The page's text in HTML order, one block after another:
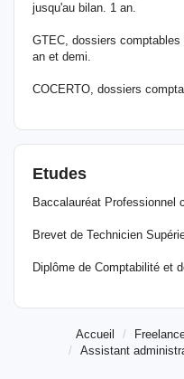
jusqu'au bilan. 1 an.
GTEC, dossiers
an et demi.
COCERTO, dossiers
Etudes
Baccalauréat Professionnel
Brevet de Technicien
Diplôme de Comptabilité et
Accueil
Assistant